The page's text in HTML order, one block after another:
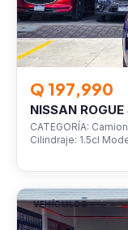
Q 197,990
NISSAN
CATEGORÍA:
Cilindraje: 1.5cl
VEHÍCULOS